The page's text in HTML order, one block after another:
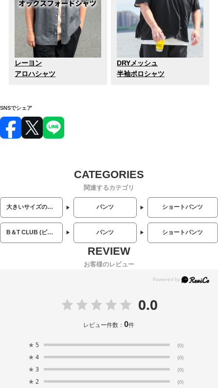
レーヨン
アロハシャツ
DRYメッシュ
半袖ポロシャツ
SNSでシェア
関連するカテゴリ
大きいサイズのメンズ服 パンツ ショートパンツ
B＆T CLUB (ビーアンドティークラブ) パンツ ショートパンツ
お客様のレビュー
0.0
レビュー件数：0件
★ 5 (0)
★ 4 (0)
★ 3 (0)
★ 2 (0)